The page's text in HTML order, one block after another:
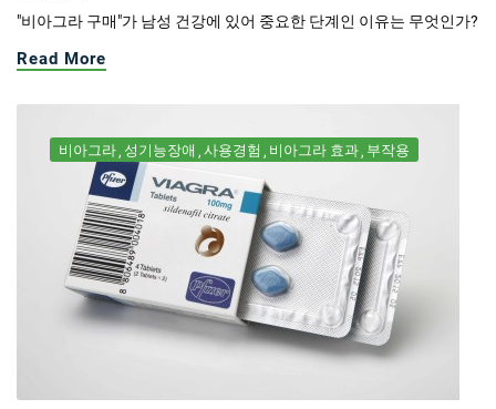
"비아그라 구매"가 남성 건강에 있어 중요한 단계인 이유는 무엇인가?
Read More
비아그라 성기능장애 사용경험 비아그라 효과 부작용